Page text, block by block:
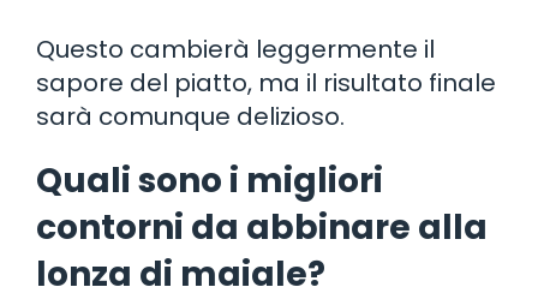
Questo cambierà leggermente il
sapore del piatto, ma il risultato finale
sarà comunque delizioso.
Quali sono i migliori
contorni da abbinare alla
lonza di maiale?